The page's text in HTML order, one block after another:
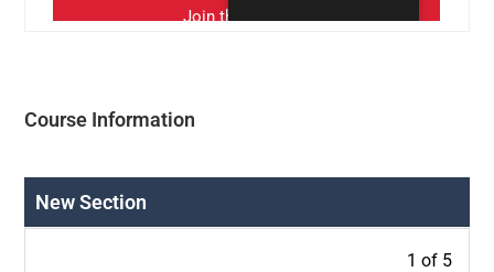
Course Information
New Section
1 of 5